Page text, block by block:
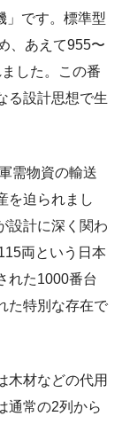
」です。標準型
、あえて955〜
した。この番
る設計思想で生
需物資の輸送
を迫られまし
設計に深く関わ
両という日本
れた1000番台
た特別な存在で
木材などの代用
通常の2列から